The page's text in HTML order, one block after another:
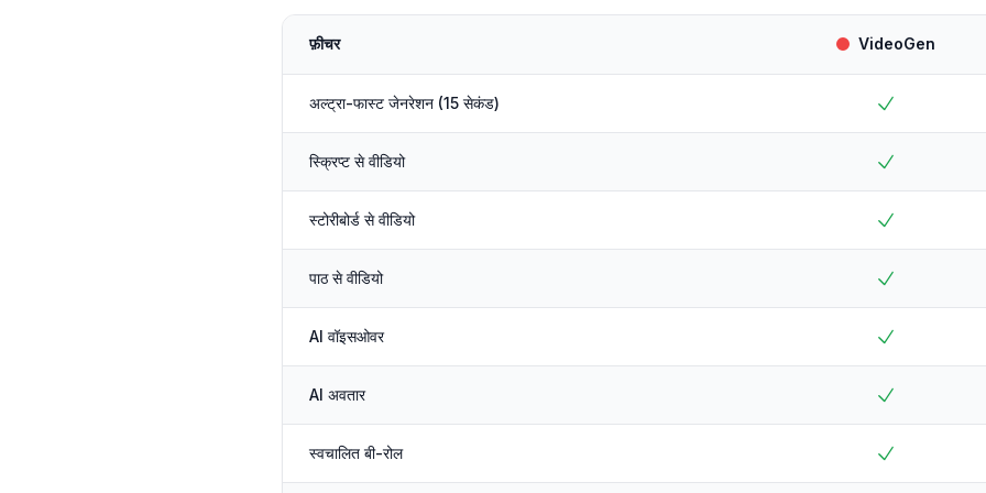
फ़ीचर VideoGen
अल्ट्रा-फास्ट जेनरेशन (15 सेकंड)
स्क्रिप्ट से वीडियो
स्टोरीबोर्ड से वीडियो
पाठ से वीडियो
AI वॉइसओवर
AI अवतार
स्वचालित बी-रोल